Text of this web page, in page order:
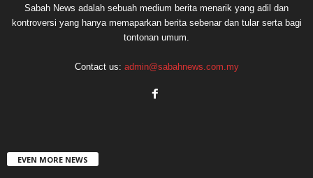
Sabah News adalah sebuah medium berita menarik yang adil dan
kontroversi yang hanya memaparkan berita sebenar dan tular serta bagi
tontonan umum.
Contact us: admin@sabahnews.com.my
EVEN MORE NEWS